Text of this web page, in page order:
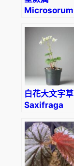
Microsorum
白花大文字草
Saxifraga
‘Alpina’